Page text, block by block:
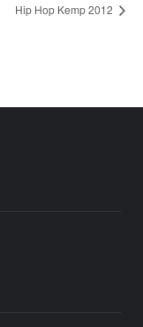
Hip Hop Kemp 2012